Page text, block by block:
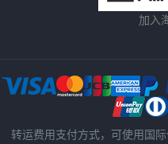
加入
转运费用支付方式，可使用国